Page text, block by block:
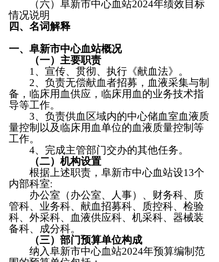
（六）阜新市中心血站2024年绩效目标
情况说明
四、名词解释
一、阜新市中心血站概况
（一）主要职责
1、宣传、贯彻、执行《献血法》。
2、负责无偿献血者招募，血液采集与制
备，临床用血供应，临床用血的业务技术指
导等工作。
3、负责供血区域内的中心储血室血液质
量控制以及临床用血单位的血液质量控制等
工作。
4、完成主管部门交办的其他任务。
（二）机构设置
根据上述职责，阜新市中心血站设13个
内部科室:
办公室（办公室、人事）、财务科、质
管科、业务科、献血招募科、质控科、检验
科、外采科、血液供应科、机采科、器械装
备科、成分科。
（三）部门预算单位构成
纳入阜新市中心血站2024年预算编制范